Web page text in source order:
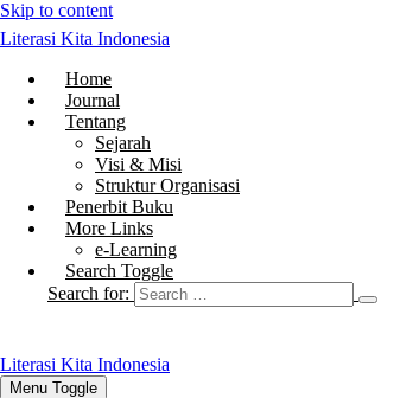
Skip to content
Literasi Kita Indonesia
Home
Journal
Tentang
Sejarah
Visi & Misi
Struktur Organisasi
Penerbit Buku
More Links
e-Learning
Search Toggle
Search for:
Literasi Kita Indonesia
Menu Toggle